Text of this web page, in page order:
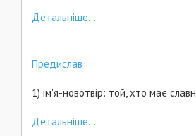
Детальніше...
Предислав
1) ім'я-новотвір: той, хто має
Детальніше...